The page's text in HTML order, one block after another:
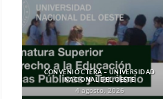
CONVENIO CTERA – UNIVERSIDAD
NACIONAL DEL OESTE
4 agosto, 2026